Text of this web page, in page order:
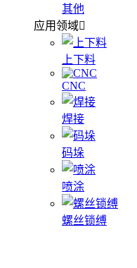
其他
应用领域
上下料
CNC
焊接
码垛
喷涂
螺丝锁缚